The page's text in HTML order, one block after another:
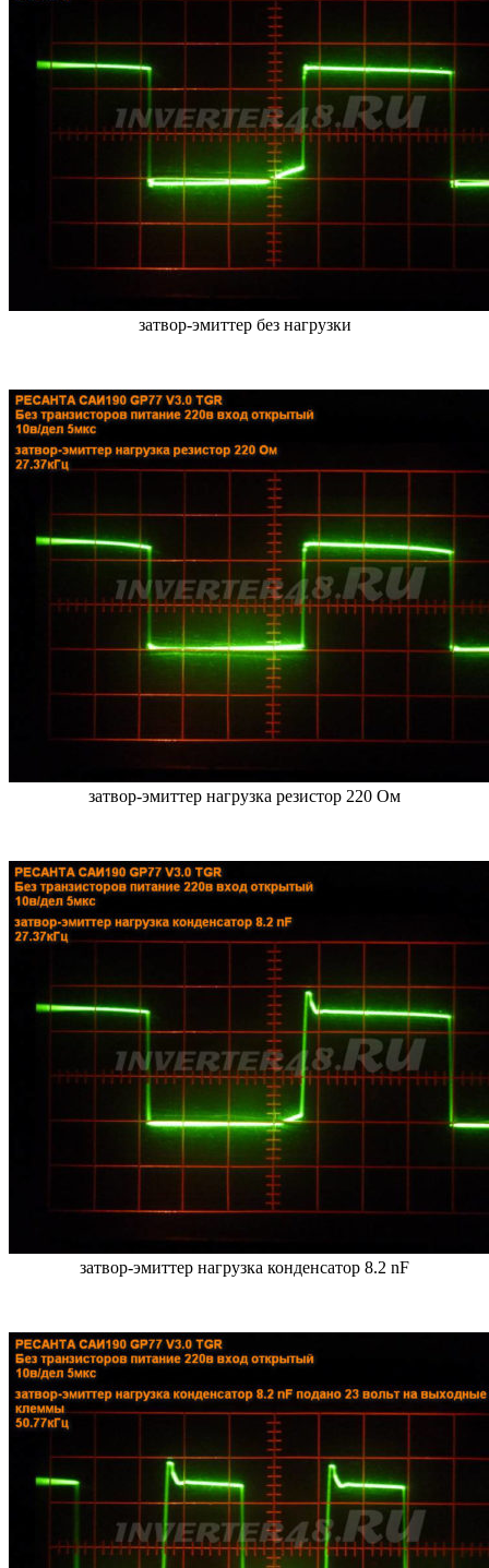
затвор-эмиттер без нагрузки
затвор-эмиттер нагрузка резистор 220 Ом
затвор-эмиттер нагрузка конденсатор 8.2 nF